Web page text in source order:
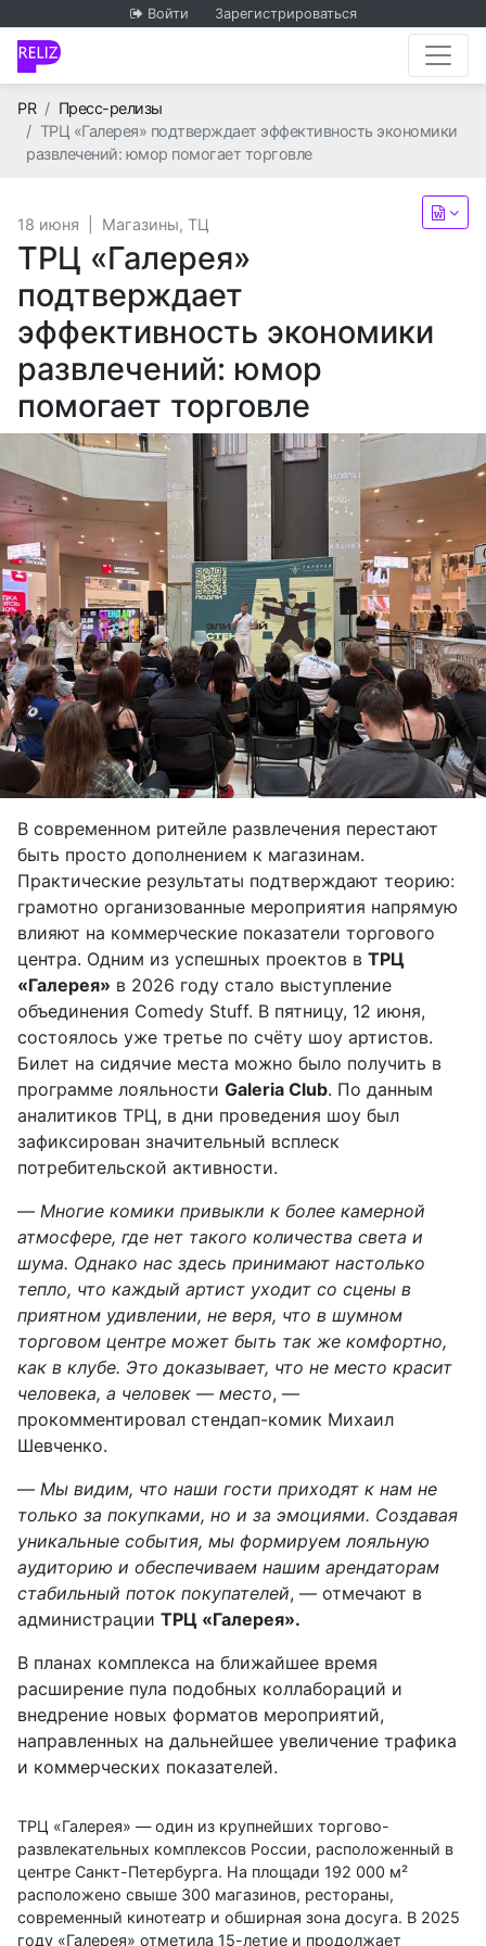
Войти Зарегистрироваться
PRГлавная
Пресс-релизы
ТРЦ «Галерея» подтверждает эффективность экономики
развлечений: юмор помогает торговле
18 июня Магазины, ТЦ
ТРЦ «Галерея»
подтверждает
эффективность экономики
развлечений: юмор
помогает торговле
В современном ритейле развлечения перестают
быть просто дополнением к магазинам.
Практические результаты подтверждают теорию:
грамотно организованные мероприятия напрямую
влияют на коммерческие показатели торгового
центра. Одним из успешных проектов в ТРЦ
«Галерея» в 2026 году стало выступление
объединения Comedy Stuff. В пятницу, 12 июня,
состоялось уже третье по счёту шоу артистов.
Билет на сидячие места можно было получить в
программе лояльности Galeria Club. По данным
аналитиков ТРЦ, в дни проведения шоу был
зафиксирован значительный всплеск
потребительской активности.
— Многие комики привыкли к более камерной
атмосфере, где нет такого количества света и
шума. Однако нас здесь принимают настолько
тепло, что каждый артист уходит со сцены в
приятном удивлении, не веря, что в шумном
торговом центре может быть так же комфортно,
как в клубе. Это доказывает, что не место красит
человека, а человек — место, —
прокомментировал стендап-комик Михаил
Шевченко.
— Мы видим, что наши гости приходят к нам не
только за покупками, но и за эмоциями. Создавая
уникальные события, мы формируем лояльную
аудиторию и обеспечиваем нашим арендаторам
стабильный поток покупателей, — отмечают в
администрации ТРЦ «Галерея».
В планах комплекса на ближайшее время
расширение пула подобных коллабораций и
внедрение новых форматов мероприятий,
направленных на дальнейшее увеличение трафика
и коммерческих показателей.
ТРЦ «Галерея» — один из крупнейших торгово-
развлекательных комплексов России, расположенный в
центре Санкт-Петербурга. На площади 192 000 м²
расположено свыше 300 магазинов, рестораны,
современный кинотеатр и обширная зона досуга. В 2025
году «Галерея» отметила 15-летие и продолжает